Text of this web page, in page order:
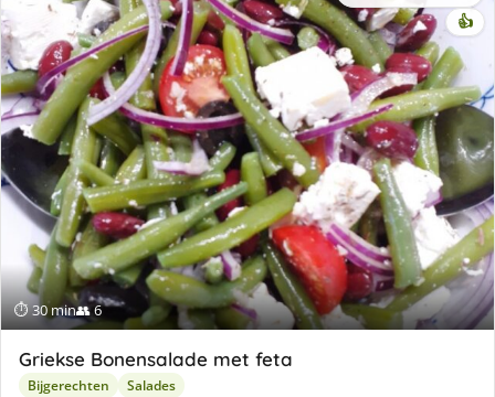
⏱ 30 min👥 6
👍
Griekse Bonensalade met feta
Bijgerechten Salades